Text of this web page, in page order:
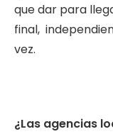
que dar para
final,
vez.
¿Las agencias